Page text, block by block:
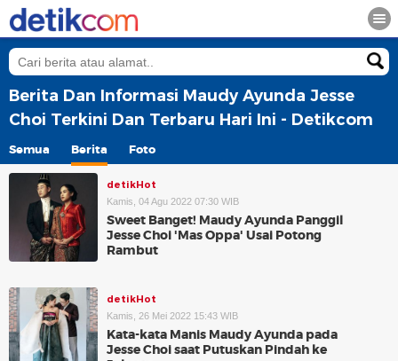
Berita Dan Informasi Maudy Ayunda Jesse
Choi Terkini Dan Terbaru Hari Ini - Detikcom
Semua Berita Foto
detikHot
Kamis, 04 Agu 2022 07:30 WIB
Sweet Banget! Maudy Ayunda Panggil
Jesse Choi 'Mas Oppa' Usai Potong
Rambut
detikHot
Kamis, 26 Mei 2022 15:43 WIB
Kata-kata Manis Maudy Ayunda pada
Jesse Choi saat Putuskan Pindah ke